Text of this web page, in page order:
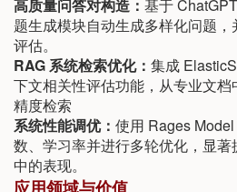
高质量问答对构造： 基于
题生成模块自动生成多样化问题
评估。
RAG 系统检索优化： 集成
下文相关性评估功能，从专业文
精度检索
系统性能调优： 使用 Rages
数、学习率并进行多轮优化，显
中的表现。
应用领域与价值